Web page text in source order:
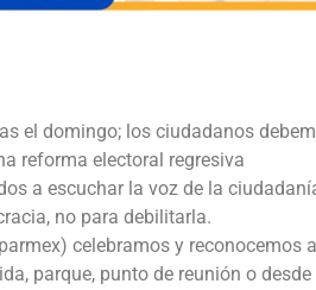
el domingo; los ciudadanos
reforma electoral regresiva
a escuchar la voz de la
no para debilitarla.
celebramos y reconocemos
parque, punto de reunión o desde